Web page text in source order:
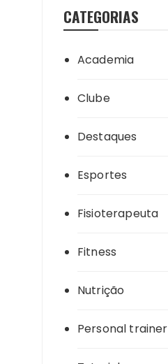
CATEGORIAS
Academia
Clube
Destaques
Esportes
Fisioterapeuta
Fitness
Nutrição
Personal trainer